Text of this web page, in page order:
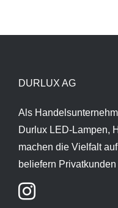
DURLUX AG
Als
Durlux LED-Lampen,
machen die Vielfalt
beliefern